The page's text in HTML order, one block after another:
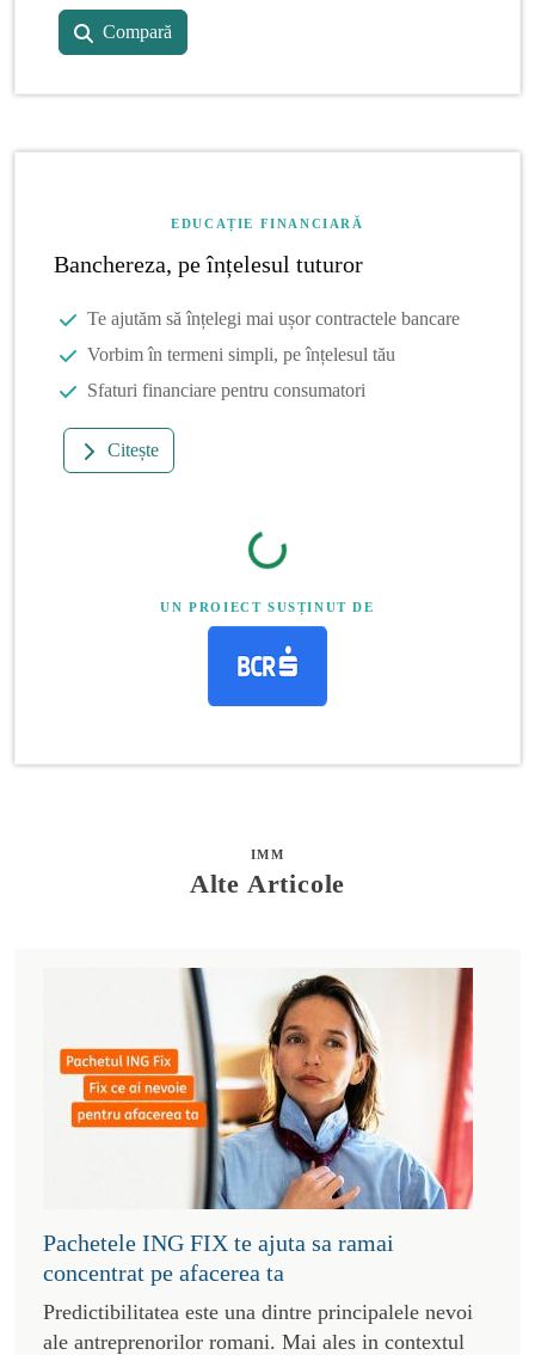
Compară
EDUCAȚIE FINANCIARĂ
Banchereza, pe înțelesul tuturor
Te ajutăm să înțelegi mai ușor contractele bancare
Vorbim în termeni simpli, pe înțelesul tău
Sfaturi financiare pentru consumatori
Citește
UN PROIECT SUSȚINUT DE
IMM
Alte Articole
Pachetele ING FIX te ajuta sa ramai
concentrat pe afacerea ta
Predictibilitatea este una dintre principalele nevoi
ale antreprenorilor romani. Mai ales in contextul